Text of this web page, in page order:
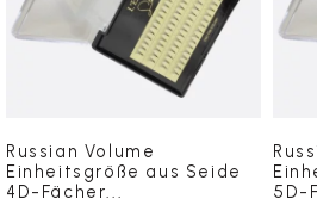
Russian Volume
Einheitsgröße aus Seide
4D-Fächer...
5D-